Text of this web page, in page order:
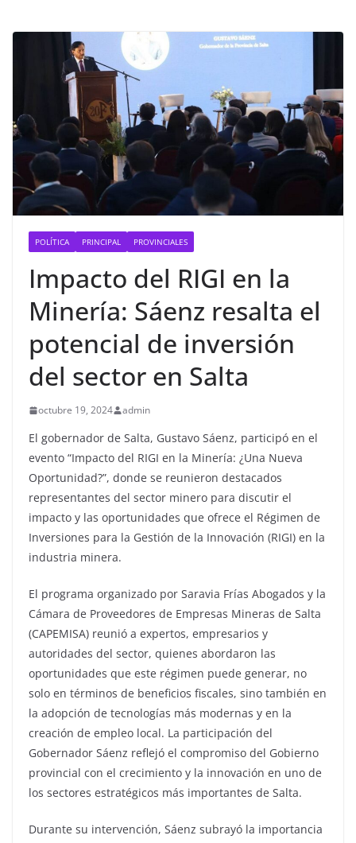
POLÍTICA PRINCIPAL PROVINCIALES
Impacto del RIGI en la
Minería: Sáenz resalta el
potencial de inversión
del sector en Salta
octubre 19, 2024 admin
El gobernador de Salta, Gustavo Sáenz, participó en el
evento “Impacto del RIGI en la Minería: ¿Una Nueva
Oportunidad?”, donde se reunieron destacados
representantes del sector minero para discutir el
impacto y las oportunidades que ofrece el Régimen de
Inversiones para la Gestión de la Innovación (RIGI) en la
industria minera.
El programa organizado por Saravia Frías Abogados y la
Cámara de Proveedores de Empresas Mineras de Salta
(CAPEMISA) reunió a expertos, empresarios y
autoridades del sector, quienes abordaron las
oportunidades que este régimen puede generar, no
solo en términos de beneficios fiscales, sino también en
la adopción de tecnologías más modernas y en la
creación de empleo local. La participación del
Gobernador Sáenz reflejó el compromiso del Gobierno
provincial con el crecimiento y la innovación en uno de
los sectores estratégicos más importantes de Salta.
Durante su intervención, Sáenz subrayó la importancia